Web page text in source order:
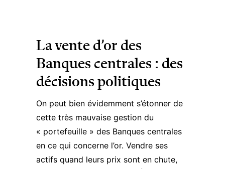
La vente d’or des
Banques centrales : des
décisions politiques
On peut bien évidemment s’étonner de
cette très mauvaise gestion du
« portefeuille » des Banques centrales
en ce qui concerne l’or. Vendre ses
actifs quand leurs prix sont en chute,